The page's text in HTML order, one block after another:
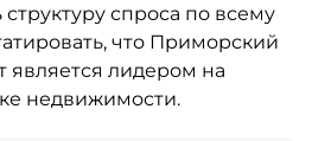
спроса по всему
что Приморский
является лидером на
недвижимости.